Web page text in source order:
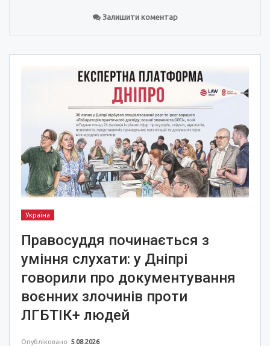
Залишити коментар
Україна
Правосуддя починається з
уміння слухати: у Дніпрі
говорили про документування
воєнних злочинів проти
ЛГБТІК+ людей
Опубліковано 5.08.2026